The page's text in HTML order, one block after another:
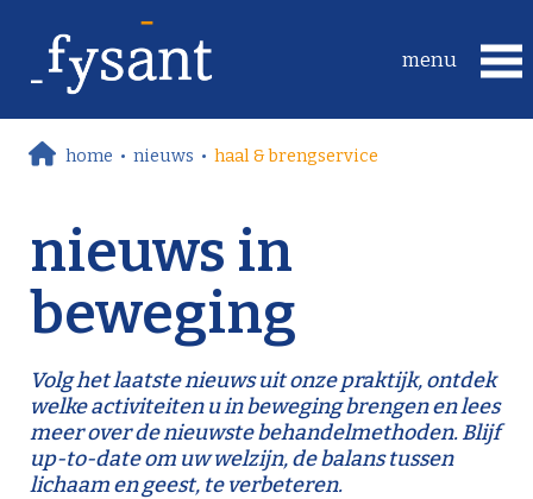
home • nieuws • haal & brengservice
nieuws in
beweging
Volg het laatste nieuws uit onze praktijk, ontdek
welke activiteiten u in beweging brengen en lees
meer over de nieuwste behandelmethoden. Blijf
up-to-date om uw welzijn, de balans tussen
lichaam en geest, te verbeteren.